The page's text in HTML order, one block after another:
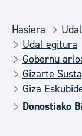
Hasiera
Udal egitura
Gobernu
Gizarte
Giza
Donostiako